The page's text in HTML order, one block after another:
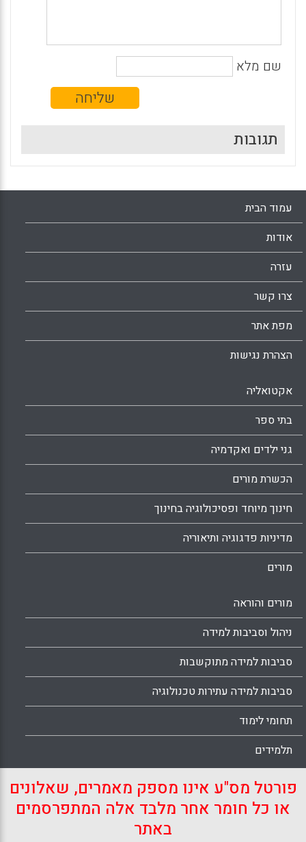
שם מלא
תגובות
עמוד הבית
אודות
עזרה
צרו קשר
מפת אתר
הצהרת נגישות
אקטואליה
בתי ספר
גני ילדים ואקדמיה
הכשרת מורים
חינוך מיוחד ופסיכולוגיה בחינוך
מדיניות פדגוגיה ותיאוריה
מורים
מורים והוראה
ניהול וסביבות למידה
סביבות למידה מתוקשבות
סביבות למידה עתירות טכנולוגיה
תחומי לימוד
תלמידים
פורטל מס"ע אינו מספק מאמרים, שאלונים
או כל חומר אחר מלבד אלה המתפרסמים
באתר